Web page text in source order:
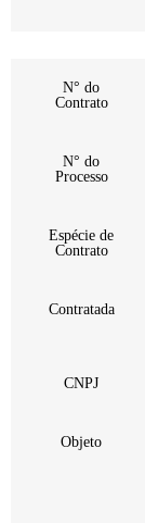
N° do
Contrato
N° do
Processo
Espécie de
Contrato
Contratada
CNPJ
Objeto